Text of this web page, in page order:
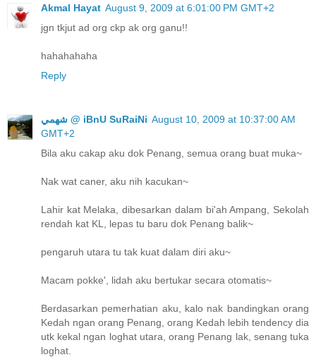
Akmal Hayat August 9, 2009 at 6:01:00 PM GMT+2
jgn tkjut ad org ckp ak org ganu!!
hahahahaha
Reply
ﺷﻬﻤﻲ @ iBnU SuRaiNi August 10, 2009 at 10:37:00 AM
GMT+2
Bila aku cakap aku dok Penang, semua orang buat muka~
Nak wat caner, aku nih kacukan~
Lahir kat Melaka, dibesarkan dalam bi'ah Ampang, Sekolah
rendah kat KL, lepas tu baru dok Penang balik~
pengaruh utara tu tak kuat dalam diri aku~
Macam pokke', lidah aku bertukar secara otomatis~
Berdasarkan pemerhatian aku, kalo nak bandingkan orang
Kedah ngan orang Penang, orang Kedah lebih tendency dia
utk kekal ngan loghat utara, orang Penang lak, senang tuka
loghat.